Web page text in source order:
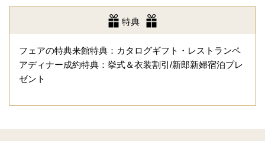
特典
フェアの特典来館特典：カタログギフト・レストランペ
アディナー成約特典：挙式＆衣装割引/新郎新婦宿泊プレ
ゼント